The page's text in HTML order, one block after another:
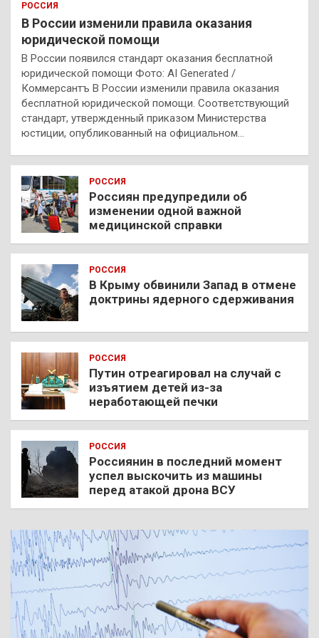
РОССИЯ
В России изменили правила оказания
юридической помощи
В России появился стандарт оказания бесплатной
юридической помощи Фото: AI Generated /
Коммерсантъ В России изменили правила оказания
бесплатной юридической помощи. Соответствующий
стандарт, утвержденный приказом Министерства
юстиции, опубликованный на официальном…
РОССИЯ
Россиян предупредили об
изменении одной важной
медицинской справки
РОССИЯ
В Крыму обвинили Запад в отмене
доктрины ядерного сдерживания
РОССИЯ
Путин отреагировал на случай с
изъятием детей из-за
неработающей печки
РОССИЯ
Россиянин в последний момент
успел выскочить из машины
перед атакой дрона ВСУ